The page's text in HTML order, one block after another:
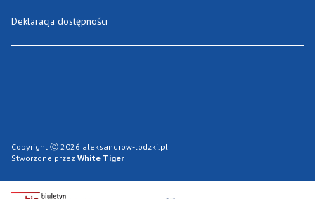
Deklaracja dostępności
Copyright Ⓒ 2026 aleksandrow-lodzki.pl
Stworzone przez White Tiger